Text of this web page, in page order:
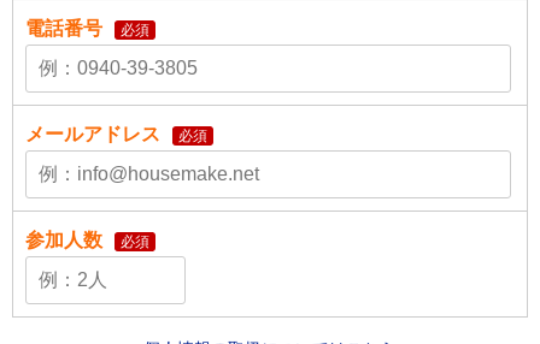
電話番号 必須
メールアドレス 必須
参加人数 必須